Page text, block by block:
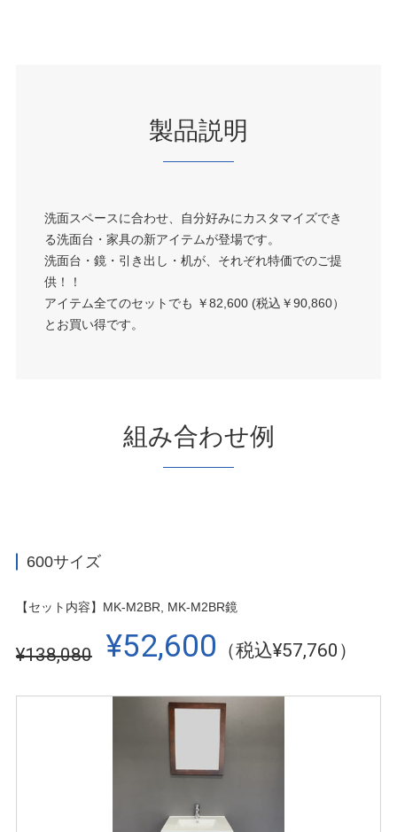
製品説明
洗面スペースに合わせ、自分好みにカスタマイズでき
る洗面台・家具の新アイテムが登場です。
洗面台・鏡・引き出し・机が、それぞれ特価でのご提
供！！
アイテム全てのセットでも ￥82,600 (税込￥90,860）
とお買い得です。
組み合わせ例
600サイズ
【セット内容】MK-M2BR, MK-M2BR鏡
¥138,080 ¥52,600 （税込¥57,760）